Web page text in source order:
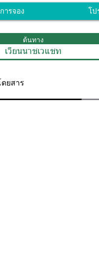
การจอง โป
ต้นทาง
เวียนนาชเวแชท
ยสาร